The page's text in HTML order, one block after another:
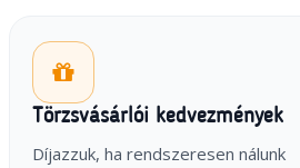
Törzsvásárlói kedvezmények
Díjazzuk, ha rendszeresen nálunk